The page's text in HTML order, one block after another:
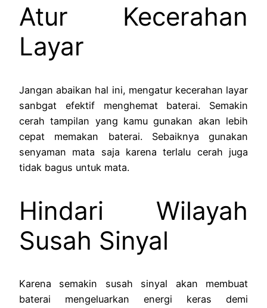
Atur Kecerahan
Layar
Jangan abaikan hal ini, mengatur kecerahan layar
sanbgat efektif menghemat baterai. Semakin
cerah tampilan yang kamu gunakan akan lebih
cepat memakan baterai. Sebaiknya gunakan
senyaman mata saja karena terlalu cerah juga
tidak bagus untuk mata.
Hindari Wilayah
Susah Sinyal
Karena semakin susah sinyal akan membuat
baterai mengeluarkan energi keras demi